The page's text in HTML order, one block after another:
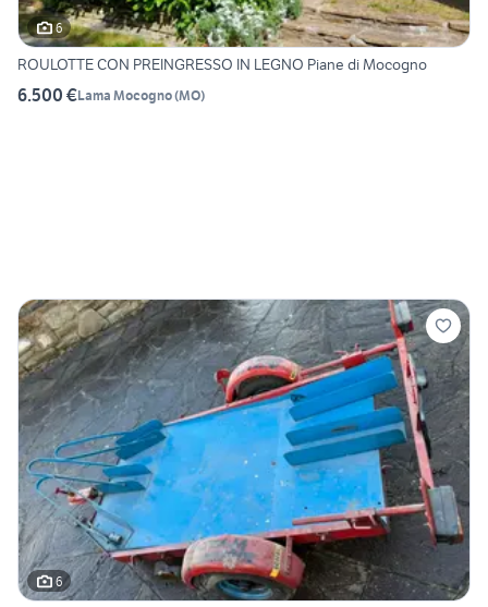
6
ROULOTTE CON PREINGRESSO IN LEGNO Piane di Mocogno
6.500 €Lama Mocogno(MO)
6